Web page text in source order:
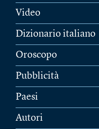
Video
Dizionario italiano
Oroscopo
Pubblicità
Paesi
Autori